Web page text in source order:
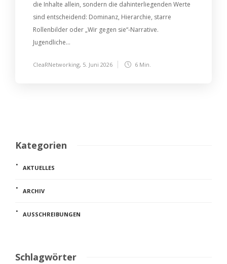
die Inhalte allein, sondern die dahinterliegenden Werte
sind entscheidend: Dominanz, Hierarchie, starre
Rollenbilder oder „Wir gegen sie“-Narrative.
Jugendliche...
CleaRNetworking, 5. Juni 2026 6 Min.
Kategorien
AKTUELLES
ARCHIV
AUSSCHREIBUNGEN
Schlagwörter